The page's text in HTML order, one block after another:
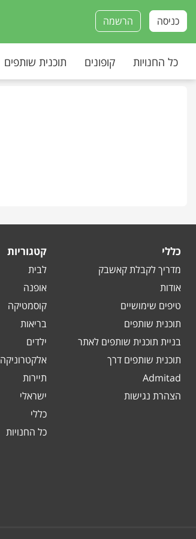
הרשמה כניסה
כל החנויות קופונים תוכנית שותפים
כללי
מדריך לקבלת קאשבק
אודות
טיפים שימושיים
תוכנית שותפים
בניית תוכנית שותפים לאתר
תוכנית שותפים דרך
Admitad
הצהרת נגישות
קטגוריות
לבית
אופנה
קוסמטיקה
בריאות
ילדים
אלקטרוניקה
תיירות
ישראלי
כללי
כל החנויות